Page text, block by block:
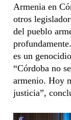
Armenia en
otros
del pueblo
es un
“Córdoba no
armenio. Hoy
justicia”,